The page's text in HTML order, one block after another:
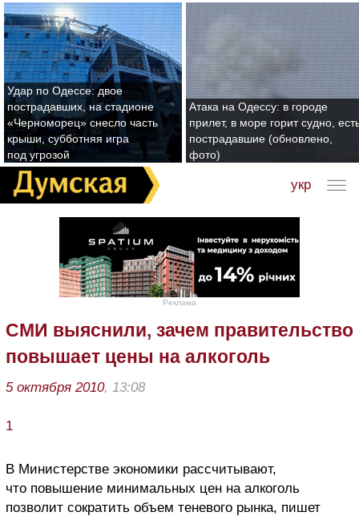
Удар по Одессе: двое
пострадавших, на стадионе
«Черноморец» снесло часть
крыши, субботняя игра
под угрозой
Атака на Одессу: в городе
прилет, в море горит судно,
пострадавшие (обновлено,
фото)
укр
Реклама
СМИ выяснили, зачем правительство
повышает цены на алкоголь
5 октября 2010, 13:08
1
В Министерстве экономики рассчитывают,
что повышение минимальных цен на алкоголь
позволит сократить объем теневого рынка, пишет